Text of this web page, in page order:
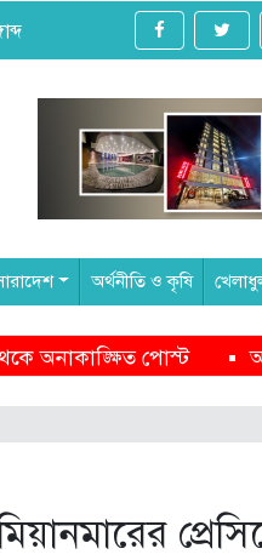
অর্থনীতি ও কৃষি
থেকে ৯ মাসের জন্য বন্ধ